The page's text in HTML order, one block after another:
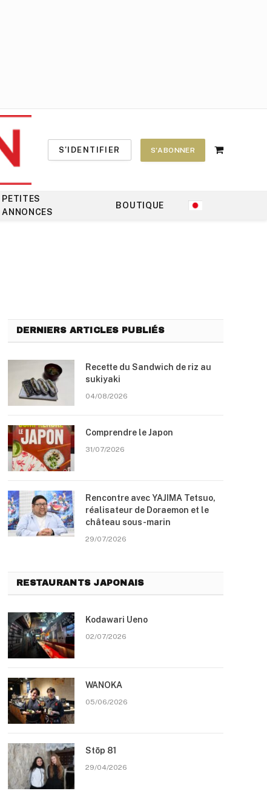
S'IDENTIFIER S'ABONNER
Shopping
PETITES
ANNONCES
BOUTIQUE
DERNIERS ARTICLES PUBLIÉS
Recette du Sandwich de riz au
sukiyaki
04/08/2026
Comprendre le Japon
31/07/2026
Rencontre avec YAJIMA Tetsuo,
réalisateur de Doraemon et le
château sous-marin
29/07/2026
RESTAURANTS JAPONAIS
Kodawari Ueno
02/07/2026
WANOKA
05/06/2026
Stōp 81
29/04/2026